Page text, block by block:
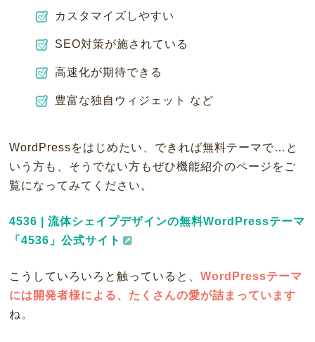
カスタマイズしやすい
SEO対策が施されている
高速化が期待できる
豊富な独自ウィジェット など
WordPressをはじめたい、できれば無料テーマで…と
いう方も、そうでない方もぜひ機能紹介のページをご
覧になってみてください。
4536 | 流体シェイプデザインの無料WordPressテーマ
「4536」公式サイト
こうしていろいろと触っていると、 WordPressテーマ
には開発者様による、たくさんの愛が詰まっています
ね。